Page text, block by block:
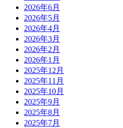
2026年6月
2026年5月
2026年4月
2026年3月
2026年2月
2026年1月
2025年12月
2025年11月
2025年10月
2025年9月
2025年8月
2025年7月